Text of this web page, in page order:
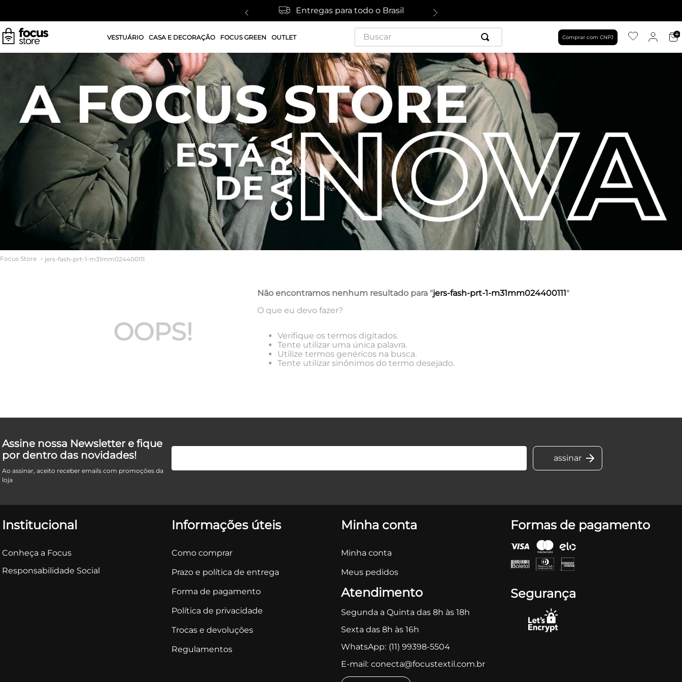
Entregas para todo o Brasil
VESTUÁRIO CASA E DECORAÇÃO FOCUS GREEN OUTLET
Buscar
Comprar com CNPJ
jers-fash-prt-1-m31mm024400111
OOPS!
Não encontramos nenhum resultado para "jers-fash-prt-1-m31mm024400111"
O que eu devo fazer?
Verifique os termos digitados.
Tente utilizar uma única palavra.
Utilize termos genéricos na busca.
Tente utilizar sinônimos do termo desejado.
Assine nossa Newsletter e fique
por dentro das novidades!
Ao assinar, aceito receber emails com promoções da
loja
Institucional
Conheça a Focus
Responsabilidade Social
Informações úteis
Como comprar
Prazo e política de entrega
Forma de pagamento
Política de privacidade
Trocas e devoluções
Regulamentos
Minha conta
Minha conta
Meus pedidos
Atendimento
Segunda a Quinta das 8h às 18h
Sexta das 8h às 16h
WhatsApp: (11) 99398-5504
E-mail: conecta@focustextil.com.br
Formas de pagamento
Segurança